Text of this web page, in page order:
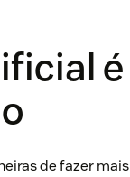
de fazer